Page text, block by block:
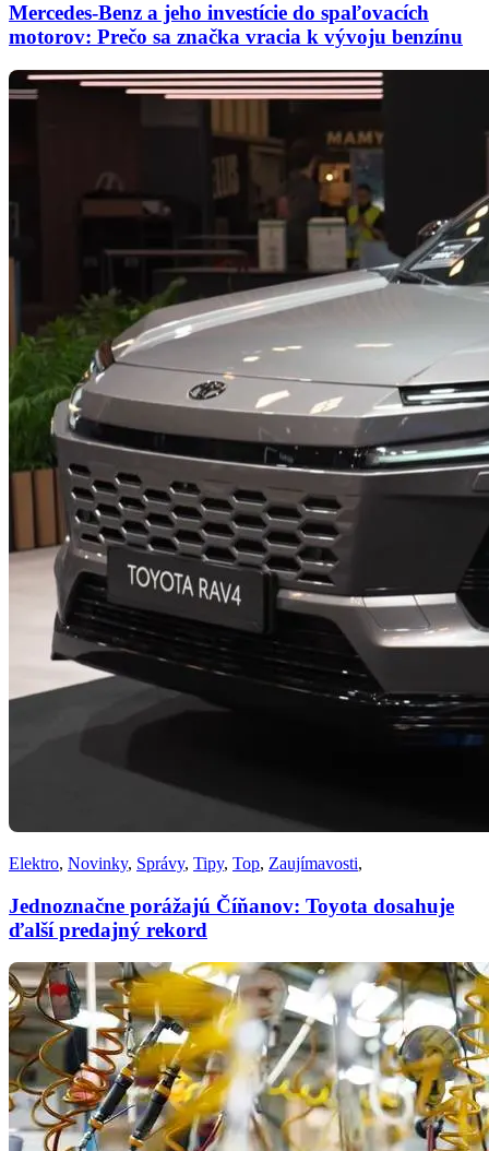
Mercedes-Benz a jeho investície do spaľovacích
motorov: Prečo sa značka vracia k vývoju benzínu
Elektro, Novinky, Správy, Tipy, Top, Zaujímavosti,
Jednoznačne porážajú Číňanov: Toyota dosahuje
ďalší predajný rekord